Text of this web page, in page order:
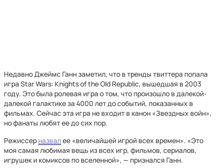
Недавно Джеймс Ганн заметил, что в тренды твиттера попала
игра Star Wars: Knights of the Old Republic, вышедшая в 2003
году. Это была ролевая игра о том, что произошло в далекой-
далекой галактике за 4000 лет до событий, показанных в
фильмах. Сейчас эта игра не входит в канон «Звездных войн»,
но фанаты любят ее до сих пор.
Режиссер назвалее «величайшей игрой всех времен». «Это
моя самая любимая вещь из всех игр, фильмов, сериалов,
игрушек и комиксов по вселенной», — признался Ганн.